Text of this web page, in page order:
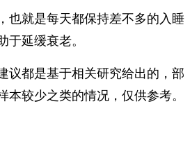
也就是每天都保持差不多的入睡
延缓衰老。
议都是基于相关研究给出的，部
较少之类的情况，仅供参考。